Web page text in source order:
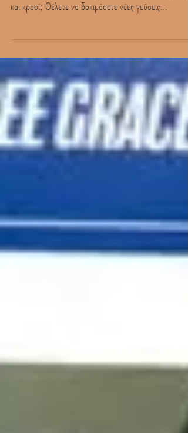
Συνέντευξη στο eirinika.gr Διαβάστε όλη τη
και κρασί; Θέλετε να δοκιμάσετε νέες γεύσεις...